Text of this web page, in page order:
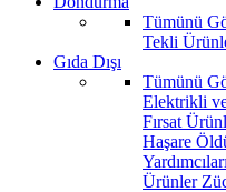
Tümünü
Tekli
Gıda Dışı
Tümünü
Elektrikli
Fırsat
Haşare
Yardımcıları
Ürünler